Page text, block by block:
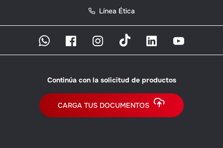
Línea Ética
Continúa con la solicitud de productos
CARGA TUS DOCUMENTOS